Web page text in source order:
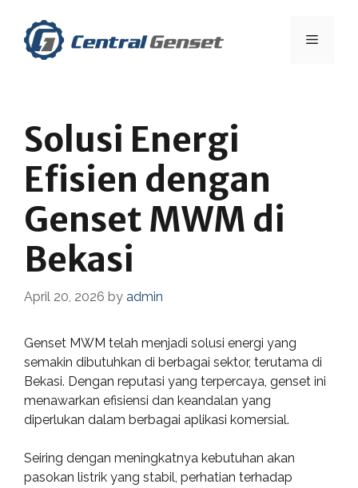
content
Menu
Solusi Energi
Efisien dengan
Genset MWM di
Bekasi
April 20, 2026 by admin
Genset MWM telah menjadi solusi energi yang
semakin dibutuhkan di berbagai sektor, terutama di
Bekasi. Dengan reputasi yang terpercaya, genset ini
menawarkan efisiensi dan keandalan yang
diperlukan dalam berbagai aplikasi komersial.
Seiring dengan meningkatnya kebutuhan akan
pasokan listrik yang stabil, perhatian terhadap